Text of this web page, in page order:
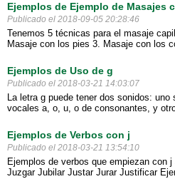
Ejemplos de Ejemplo de Masajes
Publicado el 2018-09-05 20:28:46
Tenemos 5 técnicas para el masaje
Masaje con los pies 3. Masaje con los
Ejemplos de Uso de g
Publicado el 2018-03-21 14:03:07
La letra g puede tener dos sonidos:
vocales a, o, u, o de consonantes, y
Ejemplos de Verbos con j
Publicado el 2018-03-21 13:54:10
Ejemplos de verbos que empiezan con
Juzgar Jubilar Justar Jurar Justificar